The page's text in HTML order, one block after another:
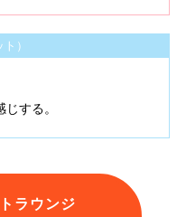
）
する。
ラウンジ